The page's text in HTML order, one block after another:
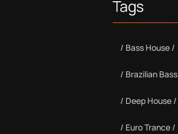
Tags
Bass House
Brazilian Bass
Deep House
Euro Trance